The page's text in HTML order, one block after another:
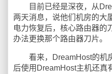
目前已经是深夜，从
两天消息，说他们机房的大
电力恢复后，核心路由器的
办法更换那个路由器刀片。
看来，DreamHost的机
后使用DreamHost主机还真